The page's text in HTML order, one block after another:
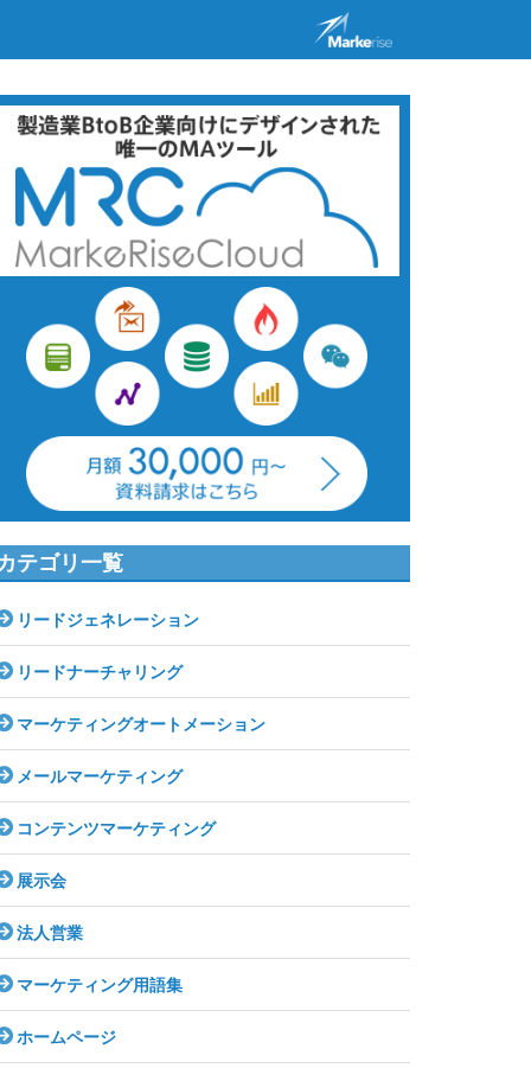
テゴリ一覧
リードジェネレーション
リードナーチャリング
マーケティングオートメーション
メールマーケティング
コンテンツマーケティング
展示会
法人営業
マーケティング用語集
ホームページ